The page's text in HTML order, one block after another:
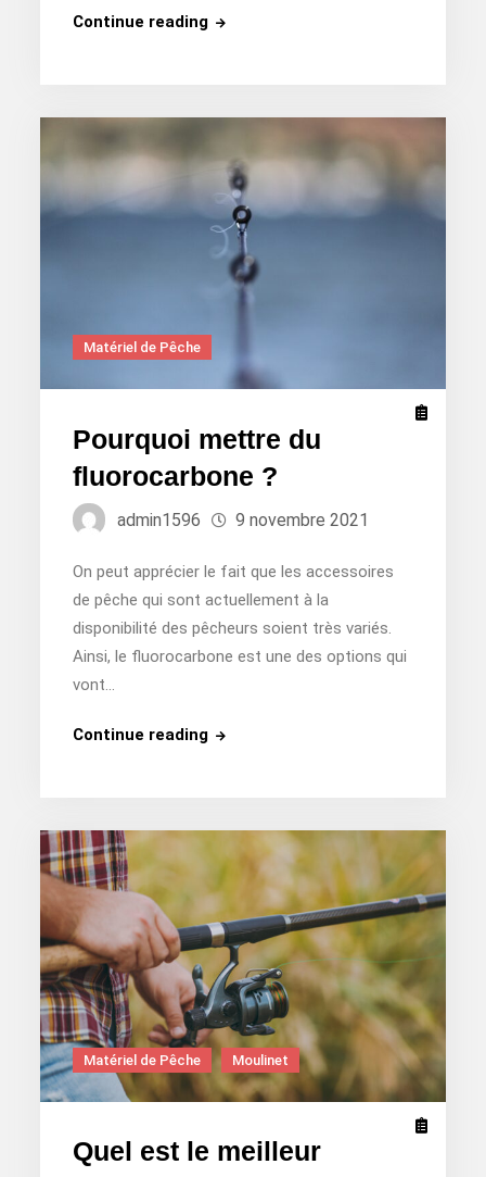
Continue readingComment
?
Matériel de Pêche
Pourquoi mettre du
fluorocarbone ?
admin1596 9 novembre 2021
On peut apprécier le fait que les accessoires
de pêche qui sont actuellement à la
disponibilité des pêcheurs soient très variés.
Ainsi, le fluorocarbone est une des options qui
vont…
Continue readingPourquoi
Matériel de Pêche Moulinet
Quel est le meilleur